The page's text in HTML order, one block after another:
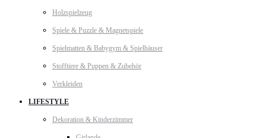
Holzspielzeug
Spiele & Puzzle & Magnetspiele
Spielmatten & Babygym & Spielhäuser
Stofftiere & Puppen & Zubehör
Verkleiden
LIFESTYLE
Dekoration & Kinderzimmer